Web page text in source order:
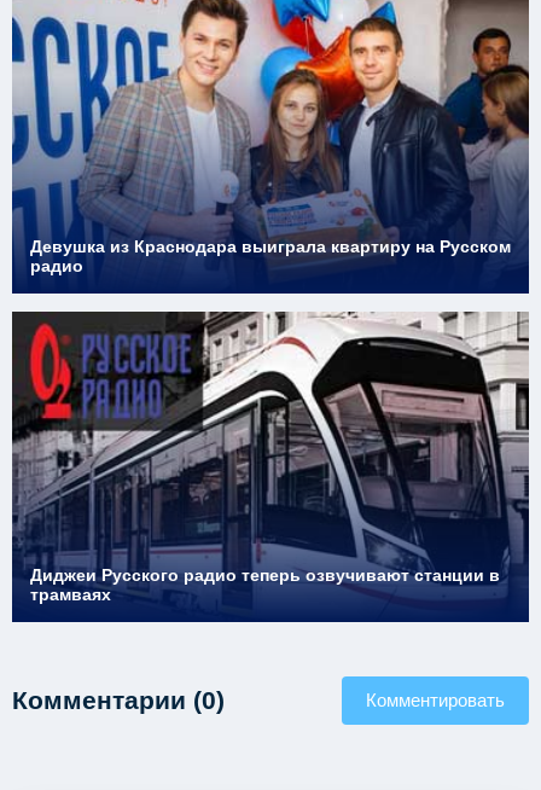
Девушка из Краснодара выиграла квартиру на Русском
радио
Диджеи Русского радио теперь озвучивают станции в
трамваях
Комментарии (0) Комментировать